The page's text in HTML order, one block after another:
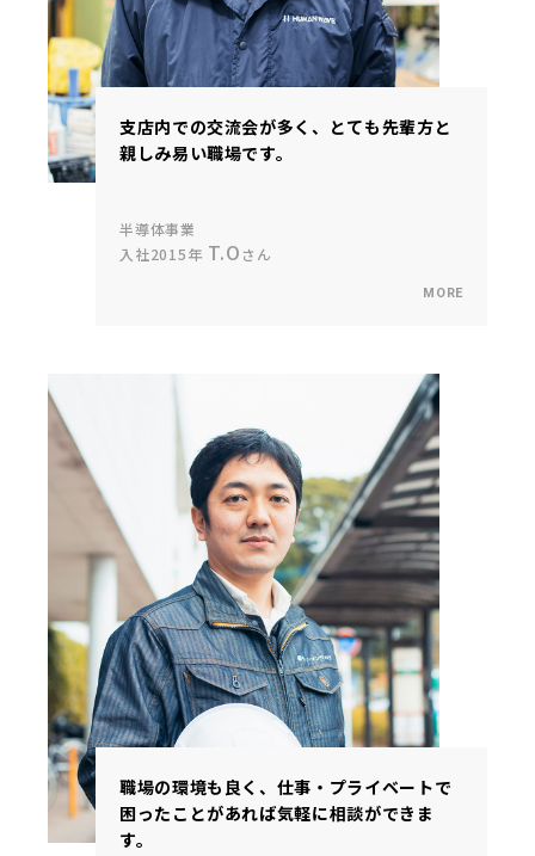
支店内での交流会が多く、とても先輩方と
親しみ易い職場です。
半導体事業
入社2015年 T.Oさん
職場の環境も良く、仕事・プライベートで
困ったことがあれば気軽に相談ができま
す。